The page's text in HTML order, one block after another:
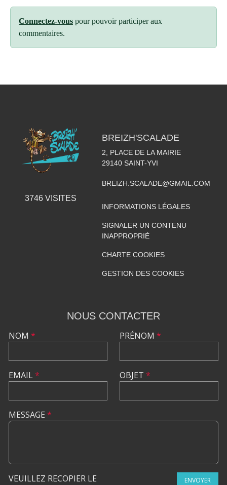
Connectez-vous pour pouvoir participer aux
commentaires.
3746 VISITES
BREIZH'SCALADE
2, PLACE DE LA MAIRIE
29140 SAINT-YVI
BREIZH.SCALADE@GMAIL.COM
INFORMATIONS LÉGALES
SIGNALER UN CONTENU
INAPPROPRIÉ
CHARTE COOKIES
GESTION DES COOKIES
NOUS CONTACTER
NOM *
EMAIL*
PRÉNOM *
OBJET *
MESSAGE *
VEUILLEZ RECOPIER LE
ENVOYER